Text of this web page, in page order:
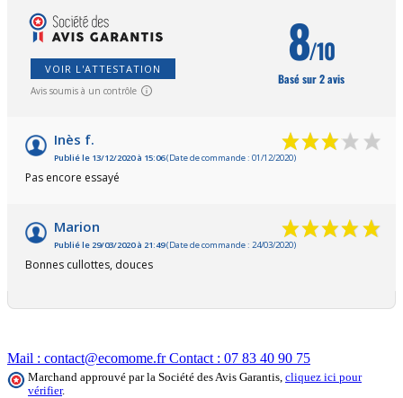
VOIR L'ATTESTATION
Avis soumis à un contrôle
8/10
Basé sur 2 avis
Inès f.
Publié le 13/12/2020 à 15:06(Date de commande : 01/12/2020)
Pas encore essayé
Marion
Publié le 29/03/2020 à 21:49(Date de commande : 24/03/2020)
Bonnes cullottes, douces
Mail : contact@ecomome.fr Contact : 07 83 40 90 75
Marchand approuvé par la Société des Avis Garantis, cliquez ici pour
vérifier.